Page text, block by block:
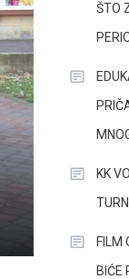
ŠTO
KK
FILM
BIĆE